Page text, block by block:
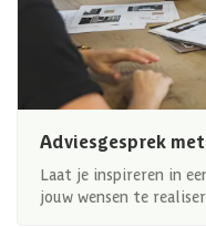
Adviesgesprek
Laat je inspireren in
jouw wensen te